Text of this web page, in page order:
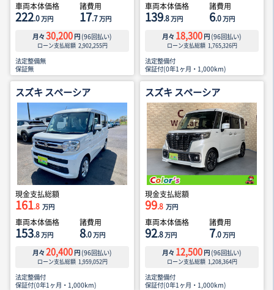
車両本体価格
222.0万円
諸費用
17.7万円
月々 30,200 円 (96回払い)
ローン支払総額 2,902,255円
法定整備無
保証無
車両本体価格
139.8万円
諸費用
6.0万円
月々 18,300 円 (96回払い)
ローン支払総額 1,765,326円
法定整備付
保証付(0年1ヶ月・1,000km)
スズキ スペーシア
現金支払総額
161.8 万円
車両本体価格
153.8万円
諸費用
8.0万円
月々 20,400 円 (96回払い)
ローン支払総額 1,959,052円
法定整備付
保証付(0年1ヶ月・1,000km)
スズキ スペーシア
現金支払総額
99.8 万円
車両本体価格
92.8万円
諸費用
7.0万円
月々 12,500 円 (96回払い)
ローン支払総額 1,208,364円
法定整備付
保証付(0年1ヶ月・1,000km)